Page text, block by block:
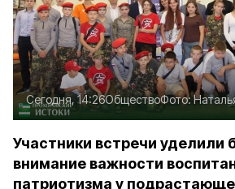
Сегодня, 14:26ОбществоФото:
Участники встречи уделили
внимание важности
патриотизма у